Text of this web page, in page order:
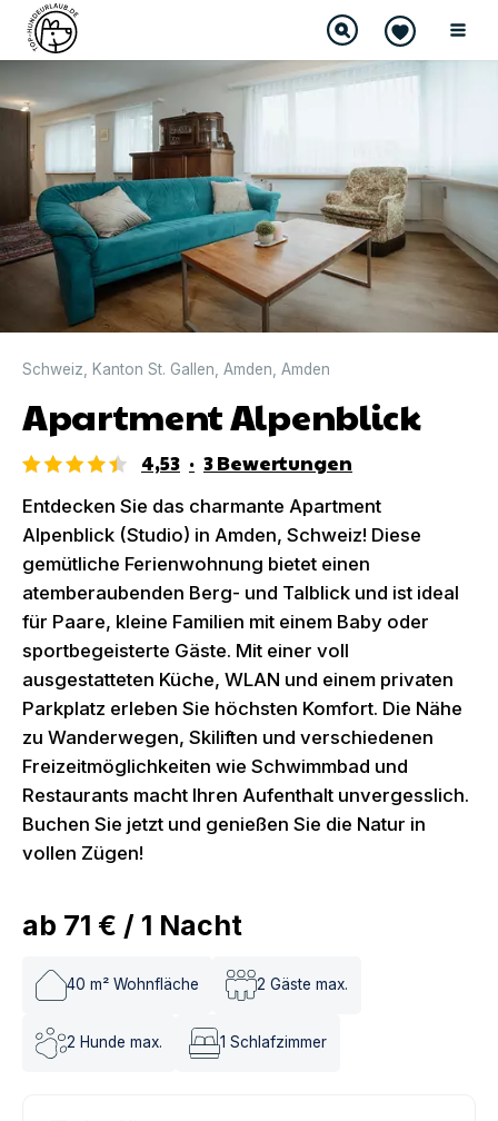
DIREKT BUCHBAR
Schweiz Kanton St. Gallen Amden Amden
Apartment Alpenblick
4,53 · 3Bewertungen
Entdecken Sie das charmante Apartment
Alpenblick (Studio) in Amden, Schweiz! Diese
gemütliche Ferienwohnung bietet einen
atemberaubenden Berg- und Talblick und ist ideal
für Paare, kleine Familien mit einem Baby oder
sportbegeisterte Gäste. Mit einer voll
ausgestatteten Küche, WLAN und einem privaten
Parkplatz erleben Sie höchsten Komfort. Die Nähe
zu Wanderwegen, Skiliften und verschiedenen
Freizeitmöglichkeiten wie Schwimmbad und
Restaurants macht Ihren Aufenthalt unvergesslich.
Buchen Sie jetzt und genießen Sie die Natur in
vollen Zügen!
ab 71 € / 1 Nacht
40 m² Wohnfläche 2 Gäste max.
2 Hunde max. 1 Schlafzimmer